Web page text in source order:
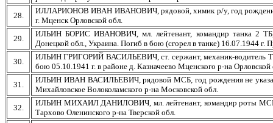
28.
ИЛЛАРИОНОВ ИВАН ИВАНОВИЧ, рядовой, химик р/у, год рождения
г. Мценск Орловской обл.
29.
ИЛЬИН БОРИС ИВАНОВИЧ, мл. лейтенант, командир танка 2 ТБ,
Донецкой обл., Украина. Погиб в бою (сгорел в танке) 16.07.1944
30.
ИЛЬИН ГРИГОРИЙ ВАСИЛЬЕВИЧ, ст. сержант, механик-водитель
бою 05.10.1941 г. в районе д. Казначеево Мценского р-на Орловской
31.
ИЛЬИН ИВАН ВАСИЛЬЕВИЧ, рядовой МСБ, год рождения не указан,
Михайловское Волоколамского р-на Московской обл.
32.
ИЛЬИН МИХАИЛ ДАНИЛОВИЧ, мл. лейтенант, командир роты МСБ,
Тархово Оленинского р-на Тверской обл.